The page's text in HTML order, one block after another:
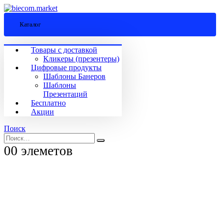
Каталог
Товары с доставкой
Кликеры (презентеры)
Цифровые продукты
Шаблоны Банеров
Шаблоны
Презентаций
Бесплатно
Акции
Поиск
00 элеметов